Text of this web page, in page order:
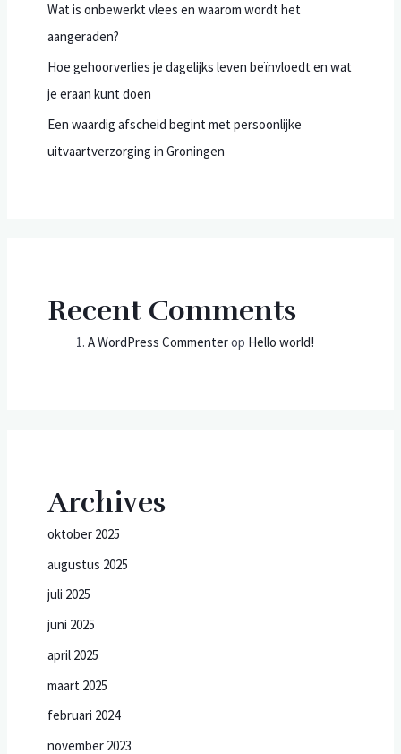
Wat is onbewerkt vlees en waarom wordt het
aangeraden?
Hoe gehoorverlies je dagelijks leven beïnvloedt en wat
je eraan kunt doen
Een waardig afscheid begint met persoonlijke
uitvaartverzorging in Groningen
Recent Comments
A WordPress Commenterop Hello world!
Archives
oktober 2025
augustus 2025
juli 2025
juni 2025
april 2025
maart 2025
februari 2024
november 2023